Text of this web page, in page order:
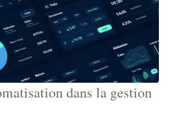
dans la gestion